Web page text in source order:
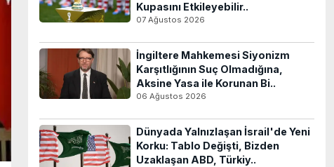
Kupasını Etkileyebilir..
07 Ağustos 2026
İngiltere Mahkemesi Siyonizm
Karşıtlığının Suç Olmadığına,
Aksine Yasa ile Korunan Bi..
06 Ağustos 2026
Dünyada Yalnızlaşan İsrail'de Yeni
Korku: Tablo Değişti, Bizden
Uzaklaşan ABD, Türkiy..